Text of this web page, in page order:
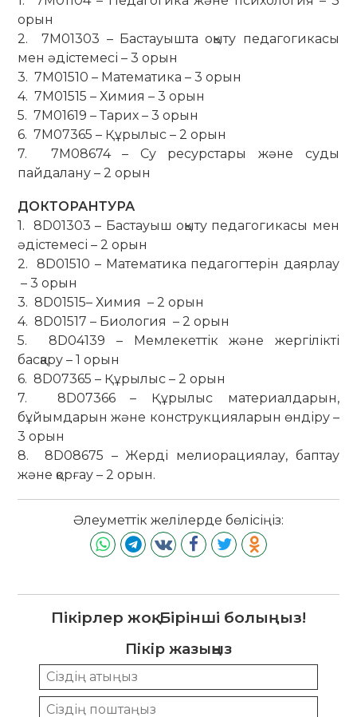
орын
2. 7М01303 – Бастауышта оқыту педагогикасы
мен әдістемесі – 3 орын
3. 7М01510 – Математика – 3 орын
4. 7М01515 – Химия – 3 орын
5. 7М01619 – Тарих – 3 орын
6. 7М07365 – Құрылыс – 2 орын
7. 7M08674 – Су ресурстары және суды
пайдалану – 2 орын
ДОКТОРАНТУРА
1. 8D01303 – Бастауыш оқыту педагогикасы мен
әдістемесі – 2 орын
2. 8D01510 – Математика педагогтерін даярлау
– 3 орын
3. 8D01515– Химия – 2 орын
4. 8D01517 – Биология – 2 орын
5. 8D04139 – Мемлекеттік және жергілікті
басқару – 1 орын
6. 8D07365 – Құрылыс – 2 орын
7. 8D07366 – Құрылыс материалдарын,
бұйымдарын және конструкцияларын өндіру –
3 орын
8. 8D08675 – Жерді мелиорациялау, баптау
және қорғау – 2 орын.
Әлеуметтік желілерде бөлісіңіз:
Пікірлер жоқ. Бірінші болыңыз!
Пікір жазыңыз